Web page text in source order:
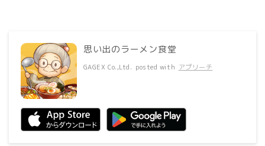
思い出のラーメン食堂
GAGEX Co.,Ltd. posted with アプリーチ